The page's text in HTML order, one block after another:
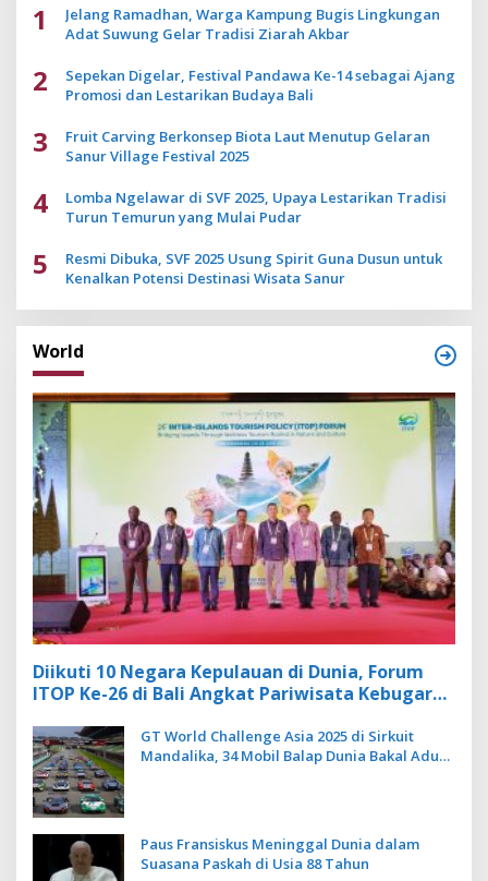
1
Jelang Ramadhan, Warga Kampung Bugis Lingkungan
Adat Suwung Gelar Tradisi Ziarah Akbar
2
Sepekan Digelar, Festival Pandawa Ke-14 sebagai Ajang
Promosi dan Lestarikan Budaya Bali
3
Fruit Carving Berkonsep Biota Laut Menutup Gelaran
Sanur Village Festival 2025
4
Lomba Ngelawar di SVF 2025, Upaya Lestarikan Tradisi
Turun Temurun yang Mulai Pudar
5
Resmi Dibuka, SVF 2025 Usung Spirit Guna Dusun untuk
Kenalkan Potensi Destinasi Wisata Sanur
World
Diikuti 10 Negara Kepulauan di Dunia, Forum
ITOP Ke-26 di Bali Angkat Pariwisata Kebugaran
GT World Challenge Asia 2025 di Sirkuit
Mandalika, 34 Mobil Balap Dunia Bakal Adu
Paus Fransiskus Meninggal Dunia dalam
Suasana Paskah di Usia 88 Tahun